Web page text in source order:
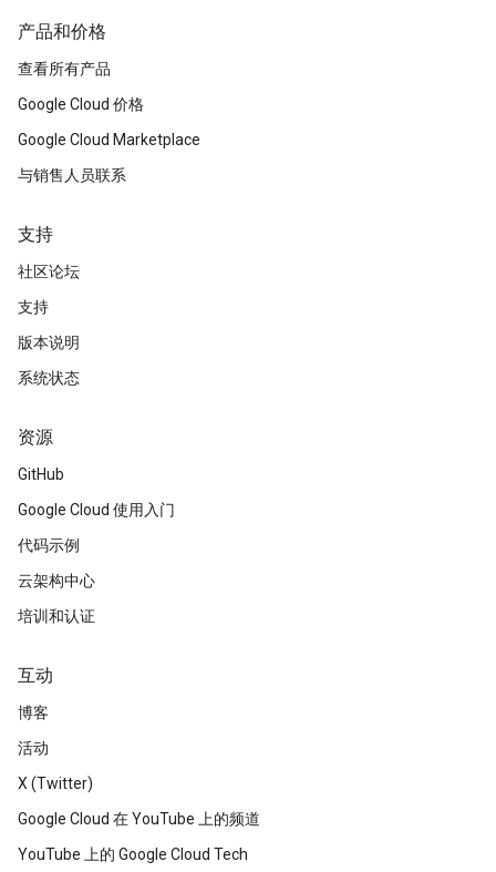
产品和价格
查看所有产品
Google Cloud 价格
Google Cloud Marketplace
与销售人员联系
支持
社区论坛
支持
版本说明
系统状态
资源
GitHub
Google Cloud 使用入门
代码示例
云架构中心
培训和认证
互动
博客
活动
X (Twitter)
Google Cloud 在 YouTube 上的频道
YouTube 上的 Google Cloud Tech